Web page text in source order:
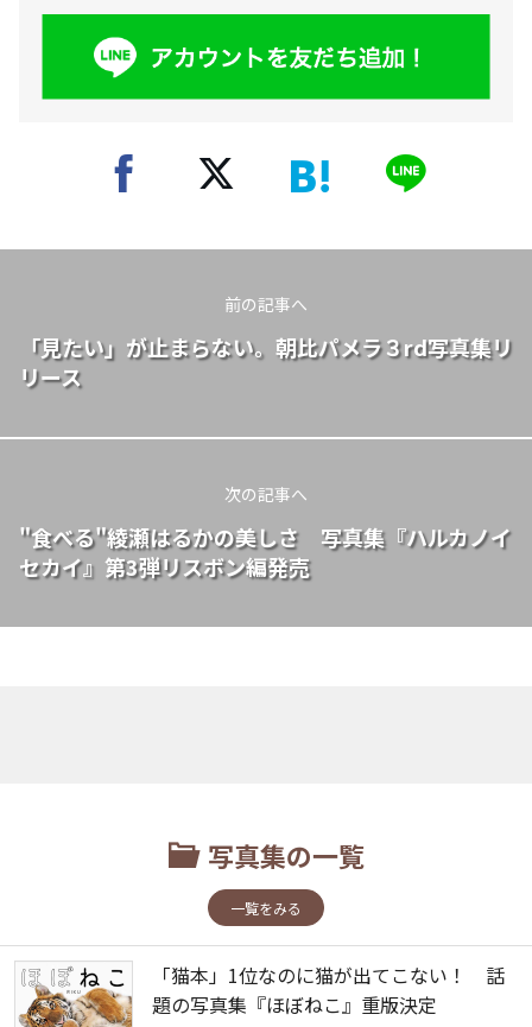
前の記事へ
「見たい」が止まらない。朝比パメラ３rd写真集リ
リース
次の記事へ
"食べる"綾瀬はるかの美しさ 写真集『ハルカノイ
セカイ』第3弾リスボン編発売
写真集の一覧
一覧をみる
「猫本」1位なのに猫が出てこない！ 話
題の写真集『ほぼねこ』重版決定